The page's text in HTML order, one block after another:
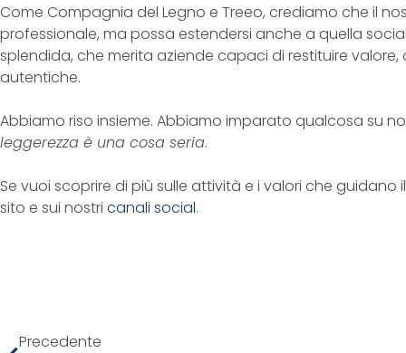
Come Compagnia del Legno e Treeo, crediamo che il
professionale, ma possa estendersi anche a quella
splendida, che merita aziende capaci di restituire
autentiche.
Abbiamo riso insieme. Abbiamo imparato qualcosa su
leggerezza è una cosa seria.
Se vuoi scoprire di più sulle attività e i valori che
sito e sui nostri canali social.
Precedente